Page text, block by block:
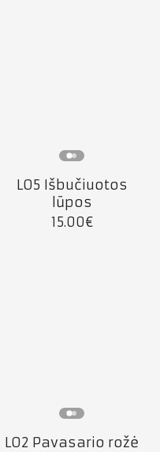
L05 Išbučiuotos
lūpos
15.00€
L02 Pavasario rožė